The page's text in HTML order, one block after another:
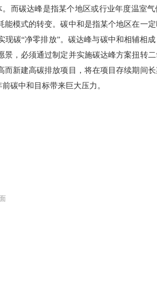
而碳达峰是指某个地区或行业年度温室
模式的转变。碳中和是指某个地区在一定
碳“净零排放”。碳达峰与碳中和相辅相
，必须通过制定并实施碳达峰方案扭转二
新建高碳排放项目，将在项目存续期间
碳中和目标带来巨大压力。